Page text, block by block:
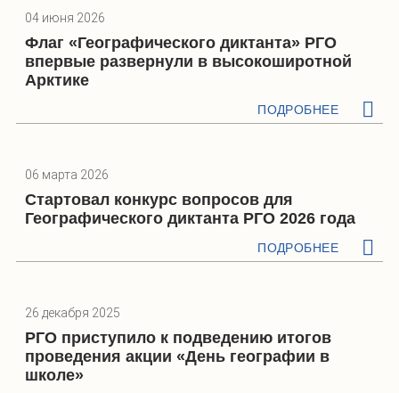
04 июня 2026
Флаг «Географического диктанта» РГО
впервые развернули в высокоширотной
Арктике
ПОДРОБНЕЕ
06 марта 2026
Стартовал конкурс вопросов для
Географического диктанта РГО 2026 года
ПОДРОБНЕЕ
26 декабря 2025
РГО приступило к подведению итогов
проведения акции «День географии в
школе»